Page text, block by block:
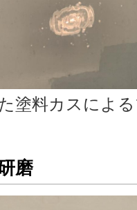
塗料カスによ
磨